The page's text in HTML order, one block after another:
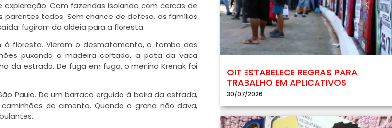
Com fazendas isolando com cercas de
parentes todos. Sem chance de defesa, as famílias
fugiram da aldeia para a floresta.
floresta. Vieram o desmatamento, o tombo das
puxando a madeira cortada, a pata da vaca
da estrada. De fuga em fuga, o menino Krenak foi
Paulo. De um barraco erguido à beira da estrada,
de cimento. Quando a grana não dava,
OIT ESTABELECE REGRAS PARA
TRABALHO EM APLICATIVOS
30/07/2026